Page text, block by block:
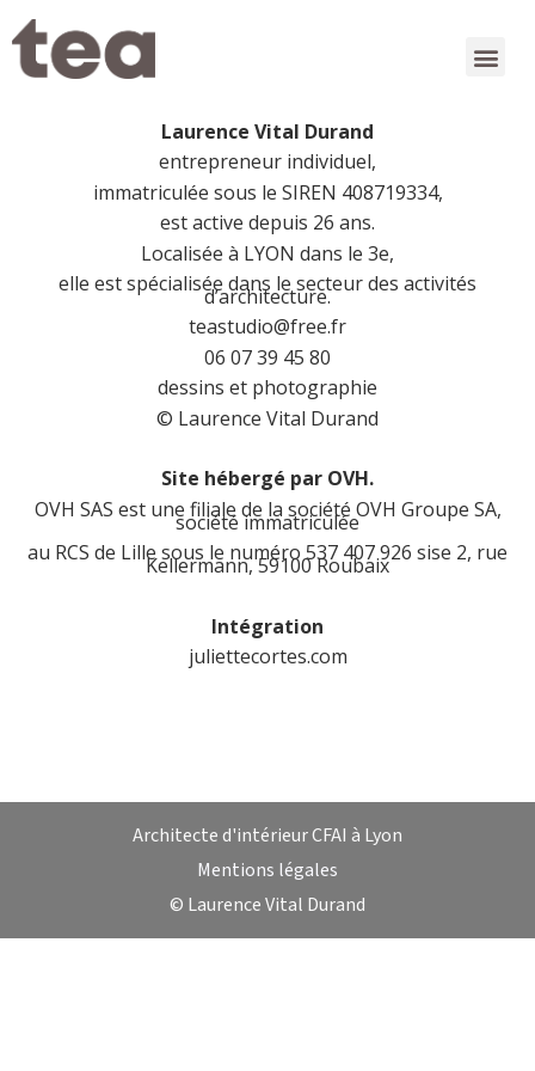
Laurence Vital Durand
entrepreneur individuel,
immatriculée sous le SIREN 408719334,
est active depuis 26 ans.
Localisée à LYON dans le 3e,
elle est spécialisée dans le secteur des activités
d’architecture.
teastudio@free.fr
06 07 39 45 80
dessins et photographie
© Laurence Vital Durand
Site hébergé par OVH.
OVH SAS est une filiale de la société OVH Groupe SA,
société immatriculée
au RCS de Lille sous le numéro 537 407 926 sise 2, rue
Kellermann, 59100 Roubaix
Intégration
juliettecortes.com
Architecte d'intérieur CFAI à Lyon
Mentions légales
© Laurence Vital Durand